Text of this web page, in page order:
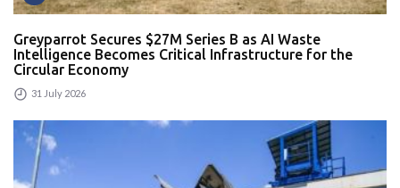
Greyparrot Secures $27M Series B as AI Waste
Intelligence Becomes Critical Infrastructure for the
Circular Economy
31 July 2026